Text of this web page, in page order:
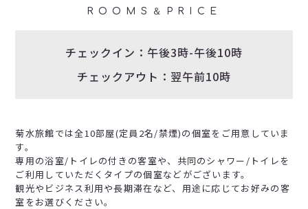
ROOMS＆PRICE
チェックイン：午後3時-午後10時
チェックアウト：翌午前10時
菊水旅館では全10部屋(定員2名/禁煙)の個室をご用意していま
す。
専用の浴室/トイレの付きの客室や、共同のシャワー/トイレを
ご利用していただくタイプの個室などがございます。
観光やビジネス利用や長期滞在など、用途に応じてお好みの客
室をお選びください。